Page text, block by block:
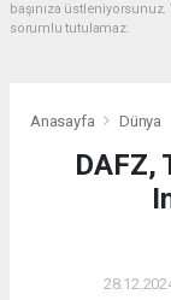
başınıza
sorumlu tutulamaz.
Anasayfa Dünya
DAFZ,